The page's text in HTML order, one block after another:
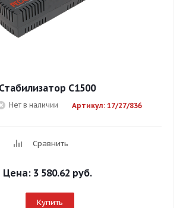
Стабилизатор С1500
Нет в наличии Артикул: 17/27/836
Сравнить
Цена: 3 580.62 руб.
Купить